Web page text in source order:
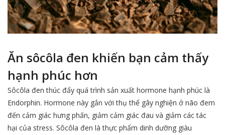
Ăn sôcôla đen khiến bạn cảm thấy
hạnh phúc hơn
Sôcôla đen thúc đẩy quá trình sản xuất hormone hạnh phúc là
Endorphin. Hormone này gắn với thụ thể gây nghiện ở não đem
đến cảm giác hưng phấn, giảm cảm giác đau và giảm các tác
hại của stress. Sôcôla đen là thực phẩm dinh dưỡng giàu